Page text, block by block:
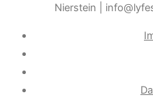
Nierstein |